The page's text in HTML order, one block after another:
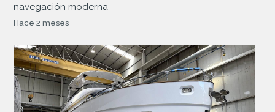
navegación moderna
Hace 2 meses